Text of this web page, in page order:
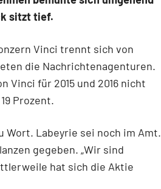
sitzt tief.
Vinci trennt sich von
die Nachrichtenagenturen.
Vinci für 2015 und 2016 nicht
Prozent.
Wort. Labeyrie sei noch im Amt.
gegeben. „Wir sind
hat sich die Aktie